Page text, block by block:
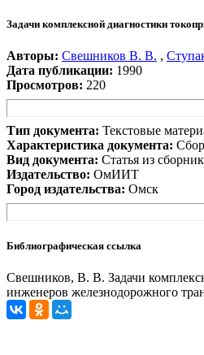
Задачи комплексной диагностики
Авторы: Свешников В. В. ,
Дата публикации: 1990
Просмотров: 220
Тип документа: Текстовые
Характеристика документа:
Вид документа: Статья из
Издательство: ОмИИТ
Город издательства: Омск
Библиографическая ссылка
Свешников, В. В. Задачи
инженеров железнодорожного